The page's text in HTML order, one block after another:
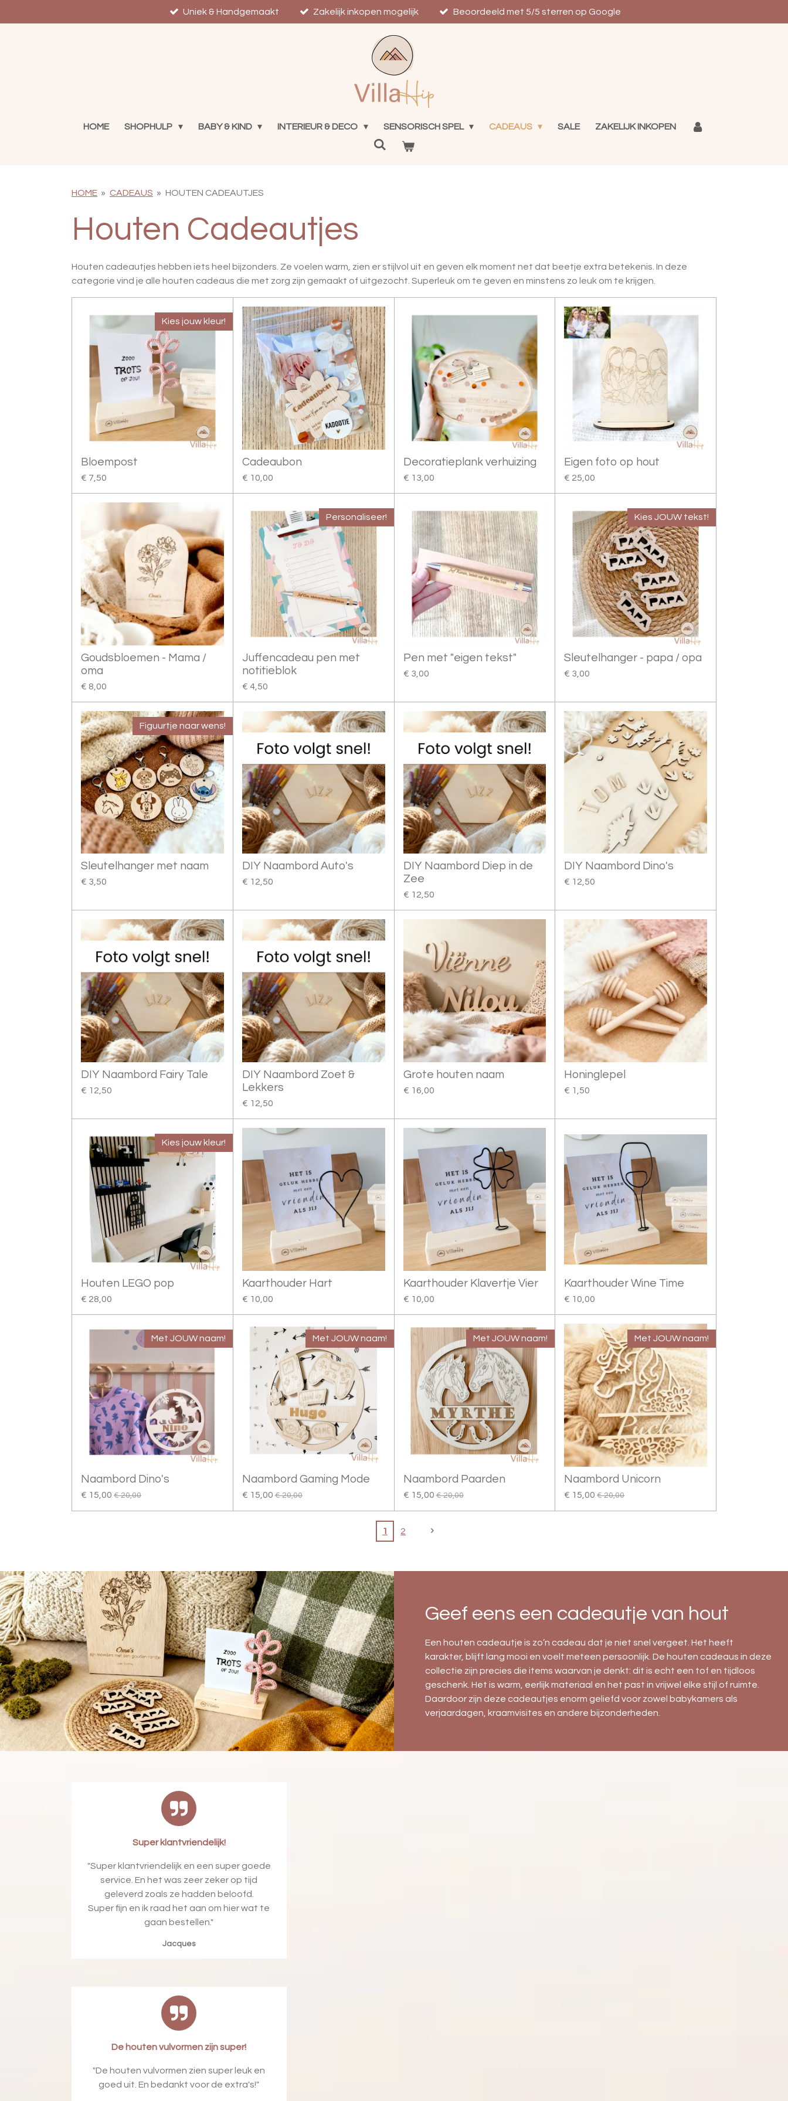
direct
Uniek & Handgemaakt Zakelijk inkopen mogelijk Beoordeeld met 5/5 sterren op Google
HOME SHOPHULP BABY & KIND INTERIEUR & DECO SENSORISCH SPEL CADEAUS SALE ZAKELIJK INKOPEN
HOME » CADEAUS » HOUTEN CADEAUTJES
Houten Cadeautjes
Houten cadeautjes hebben iets heel bijzonders. Ze voelen warm, zien er stijlvol uit en geven elk moment net dat beetje extra betekenis. In deze
categorie vind je alle houten cadeaus die met zorg zijn gemaakt of uitgezocht. Superleuk om te geven en minstens zo leuk om te krijgen.
Kies jouw kleur!
Bloempost
€ 7,50
Cadeaubon
€ 10,00
Decoratieplank verhuizing
€ 13,00
Eigen foto op hout
€ 25,00
Goudsbloemen - Mama /
oma
€ 8,00
Personaliseer!
Juffencadeau pen met
notitieblok
€ 4,50
Pen met "eigen tekst"
€ 3,00
Kies JOUW tekst!
Sleutelhanger - papa / opa
€ 3,00
Figuurtje naar wens!
Sleutelhanger met naam
€ 3,50
DIY Naambord Auto's
€ 12,50
DIY Naambord Diep in de
Zee
€ 12,50
DIY Naambord Dino's
€ 12,50
DIY Naambord Fairy Tale
€ 12,50
DIY Naambord Zoet &
Lekkers
€ 12,50
Grote houten naam
€ 16,00
Honinglepel
€ 1,50
Kies jouw kleur!
Houten LEGO pop
€ 28,00
Kaarthouder Hart
€ 10,00
Kaarthouder Klavertje Vier
€ 10,00
Kaarthouder Wine Time
€ 10,00
Met JOUW naam!
Naambord Dino's
€ 15,00 € 20,00
Met JOUW naam!
Naambord Gaming Mode
€ 15,00 € 20,00
Met JOUW naam!
Naambord Paarden
€ 15,00 € 20,00
Met JOUW naam!
Naambord Unicorn
€ 15,00 € 20,00
1 2
Geef eens een cadeautje van hout
Een houten cadeautje is zo’n cadeau dat je niet snel vergeet. Het heeft
karakter, blijft lang mooi en voelt meteen persoonlijk. De houten cadeaus in deze
collectie zijn precies die items waarvan je denkt: dit is echt een tof en tijdloos
geschenk. Het is warm, eerlijk materiaal en het past in vrijwel elke stijl of ruimte.
Daardoor zijn deze cadeautjes enorm geliefd voor zowel babykamers als
verjaardagen, kraamvisites en andere bijzonderheden.
Super klantvriendelijk!
"Super klantvriendelijk en een super goede
service. En het was zeer zeker op tijd
geleverd zoals ze hadden beloofd.
Super fijn en ik raad het aan om hier wat te
gaan bestellen."
Jacques
De houten vulvormen zijn super!
"De houten vulvormen zien super leuk en
goed uit. En bedankt voor de extra's!"